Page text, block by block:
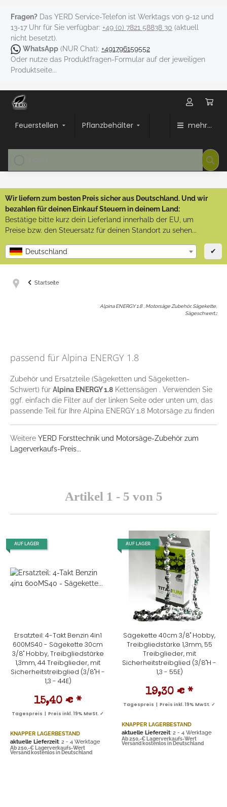
Fragen? Das YERD Service-Telefon ist Werktags von 9-12 und
13-17 Uhr für Sie verfügbar: +49 (0) 7821 58838 30 (aktuell
nicht besetzt).
WhatsApp (NUR Chat): +491796159552
Oder nutze das Produktfragen-Formular auf der jeweiligen
Produktseite...
Feuerstellen Pflanzbehälter mehr...
Wir liefern zum besten Preis sicher aus Deutschland. Und wir
bezahlen für deinen Einkauf Steuern in deinem Land:
Bestätige bitte kurz dein Lieferland innerhalb der EU, um
Preise bzw. den Steuersatz für deinen Standort zu sehen...
Deutschland ✔
Startseite
Alpina ENERGY 1.8 , Motorsäge Zubehör, Sägekette,
Sägeschwert,:
passend für Alpina ENERGY 1.8
Zubehör und Ersatzteile (Sägeketten und Sägeketten-
Schwert) für Alpina ENERGY 1.8 Kettensägen . Verwenden Sie
ggf. einfach die Filter auf der linken Seite oder unten um, das
passende Teil für Ihre Alpina ENERGY 1.8 Motorsäge zu finden
Weitere YERD Forsttechnik und Motorsäge-Zubehör zum
Lagerverkaufs-Preis...
Artikel 1 - 5 von 5
AUF LAGER
Ersatzteil: 4-Takt Benzin 4in1
600MS40 - Sägekette 30cm
3/8" Hobby, Treibgliedstärke
1,3mm, 44 Treibglieder, mit
Sicherheitstreibglied (3/8"H -
1,3 - 44E)
15,40 € *
Tagespreis | Preis inkl. 19% MwSt. ✓
KNAPPER LAGERBESTAND
aktuelle Lieferzeit: 2 - 4 Werktage
Ab 250,-€ Lagerverkaufs-Wert
Versand kostenlos in Deutschland
AUF LAGER
Sägekette 40cm 3/8" Hobby,
Treibgliedstärke 1,3mm, 55
Treibglieder, mit
Sicherheitstreibglied (3/8"H -
1,3 - 55E)
19,30 € *
Tagespreis | Preis inkl. 19% MwSt. ✓
KNAPPER LAGERBESTAND
aktuelle Lieferzeit: 2 - 4 Werktage
Ab 250,-€ Lagerverkaufs-Wert
Versand kostenlos in Deutschland